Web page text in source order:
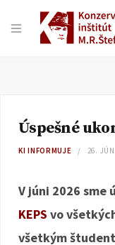
Úspešné
KI INFORMUJE 26.
V júni 2026 sme
KEPS vo
všetkým